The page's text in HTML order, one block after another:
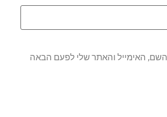
האימייל והאתר שלי לפעם הבאה